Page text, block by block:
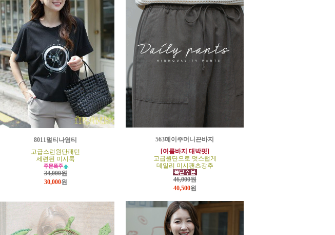
8011멀티나염티
고급스런원단패턴
세련된 미시룩
34,000원
30,000원
563메이주머니끈바지
[여름바지 대박핏]
고급원단으로 멋스럽게
데일리 미시팬츠강추
46,000원
40,500원